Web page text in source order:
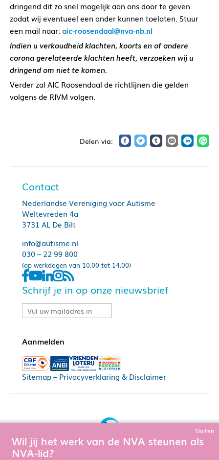
dringend dit zo snel mogelijk aan ons door te geven
zodat wij eventueel een ander kunnen toelaten. Stuur
een mail naar: aic-roosendaal@nva-nb.nl
Indien u verkoudheid klachten, koorts en of andere
corona gerelateerde klachten heeft, verzoeken wij u
dringend om niet te komen.
Verder zal AIC Roosendaal de richtlijnen die gelden
volgens de RIVM volgen.
Contact
Nederlandse Vereniging voor Autisme
Weltevreden 4a
3731 AL De Bilt
info@autisme.nl
030 – 22 99 800
(op werkdagen van 10.00 tot 14.00)
Schrijf je in op onze nieuwsbrief
Sitemap– Privacyverklaring & Disclaimer
Sluiten
Wil jij het werk van de NVA steunen als
NVA-lid?